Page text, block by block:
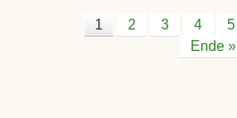
1 2 3 4 5
Ende »